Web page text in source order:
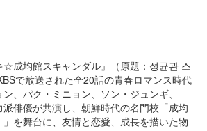
☆成均館スキャンダル』（原題：성균관 스
で放送された全20話の青春ロマンス時代
、パク・ミニョン、ソン・ジュンギ、
俳優が共演し、朝鮮時代の名門校「成均
を舞台に、友情と恋愛、成長を描いた物